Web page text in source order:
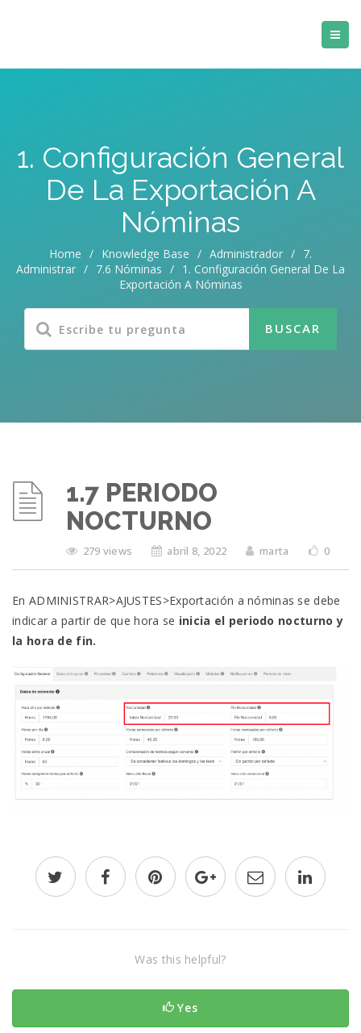
1. Configuración General
De La Exportación A
Nóminas
Home / Knowledge Base / Administrador / 7.
Administrar / 7.6 Nóminas / 1. Configuración General De La
Exportación A Nóminas
1.7 PERIODO
NOCTURNO
279 views abril 8, 2022 marta 0
En ADMINISTRAR>AJUSTES>Exportación a nóminas se debe
indicar a partir de que hora se inicia el periodo nocturno y
la hora de fin.
Was this helpful?
Yes